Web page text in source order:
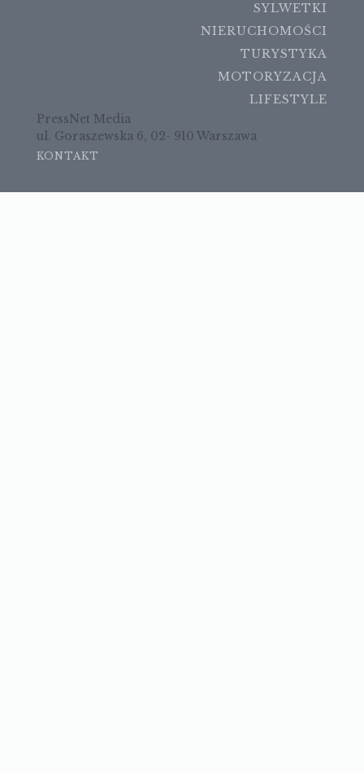
SYLWETKI
NIERUCHOMOŚCI
TURYSTYKA
MOTORYZACJA
LIFESTYLE
PressNet Media
ul. Goraszewska 6, 02- 910 Warszawa
KONTAKT